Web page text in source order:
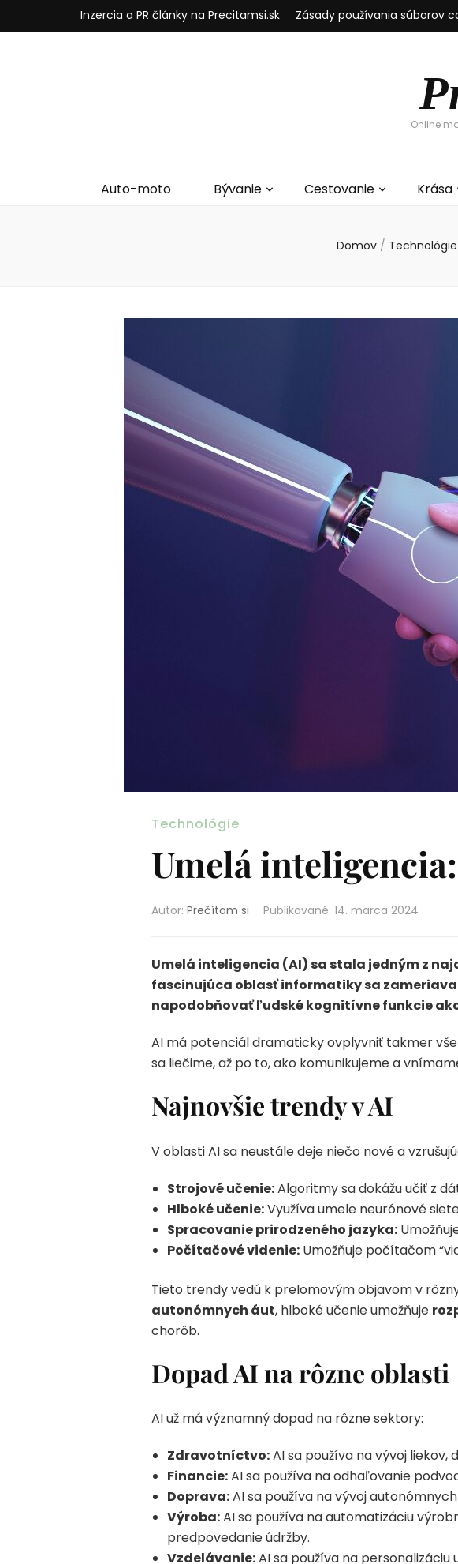
Inzercia a PR články na Precitamsi.sk Zásady používania súborov
Online
Auto-moto Bývanie Cestovanie Krása
Domov / Technológie
Technológie
Umelá
Autor: Prečítam si Publikované: 14. marca 2024
Umelá inteligencia (AI) sa stala jedným z
fascinujúca oblasť informatiky sa
napodobňovať ľudské kognitívne funkcie
AI má potenciál dramaticky ovplyvniť takmer
sa liečime, až po to, ako komunikujeme a
Najnovšie trendy v AI
V oblasti AI sa neustále deje niečo nové a
Strojové učenie:Algoritmy sa dokážu učiť z
Hlboké učenie:Využíva umele neurónové
Spracovanie prirodzeného jazyka:
Počítačové videnie: Umožňuje počítačom
Tieto trendy vedú k prelomovým objavom v
autonómnych áut, hlboké učenie umožňuje
chorôb.
Dopad AI na rôzne oblasti
AI už má významný dopad na rôzne sektory:
Zdravotníctvo:AI sa používa na vývoj
Financie:AI sa používa na odhaľovanie
Doprava:AI sa používa na vývoj
Výroba:AI sa používa na automatizáciu
predpovedanie údržby.
Vzdelávanie:AI sa používa na